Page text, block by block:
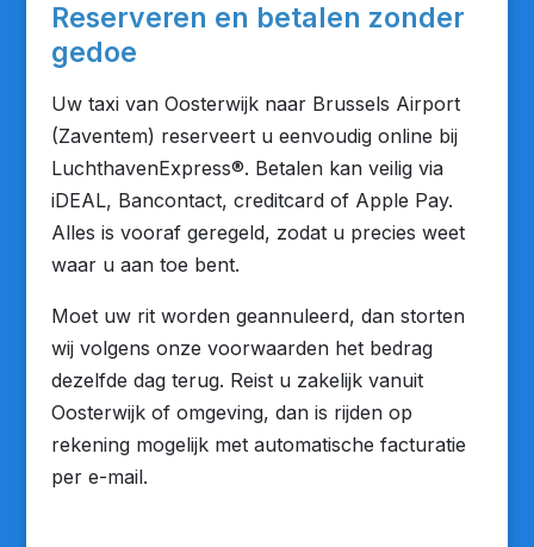
Reserveren en betalen zonder
gedoe
Uw taxi van Oosterwijk naar Brussels Airport
(Zaventem) reserveert u eenvoudig online bij
LuchthavenExpress®. Betalen kan veilig via
iDEAL, Bancontact, creditcard of Apple Pay.
Alles is vooraf geregeld, zodat u precies weet
waar u aan toe bent.
Moet uw rit worden geannuleerd, dan storten
wij volgens onze voorwaarden het bedrag
dezelfde dag terug. Reist u zakelijk vanuit
Oosterwijk of omgeving, dan is rijden op
rekening mogelijk met automatische facturatie
per e-mail.